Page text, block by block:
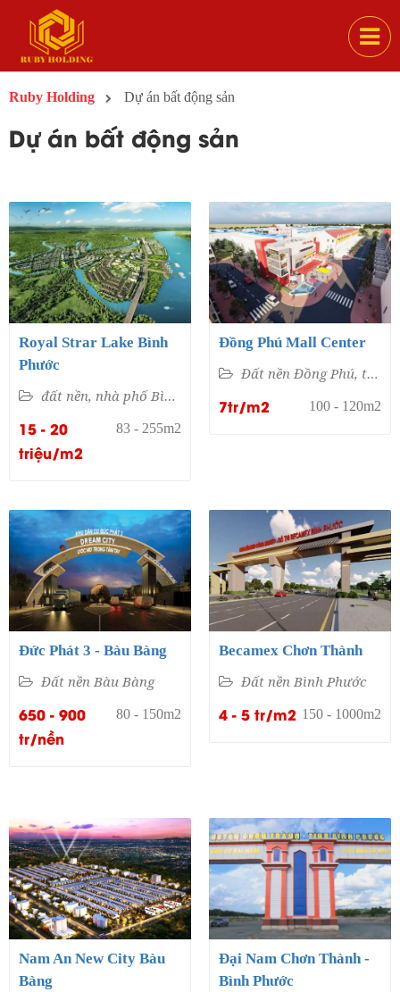
Ruby Holding Dự án bất động sản
Dự án bất động sản
Royal Strar Lake Bình
Phước
đất nền, nhà phố Bình Phước
15 - 20
triệu/m2
83 - 255m2
Đồng Phú Mall Center
Đất nền Đồng Phú, tỉnh Bình Phước
7tr/m2 100 - 120m2
Đức Phát 3 - Bàu Bàng
Đất nền Bàu Bàng
650 - 900
tr/nền
80 - 150m2
Becamex Chơn Thành
Đất nền Bình Phước
4 - 5 tr/m2 150 - 1000m2
Nam An New City Bàu
Bàng
Đại Nam Chơn Thành -
Bình Phước